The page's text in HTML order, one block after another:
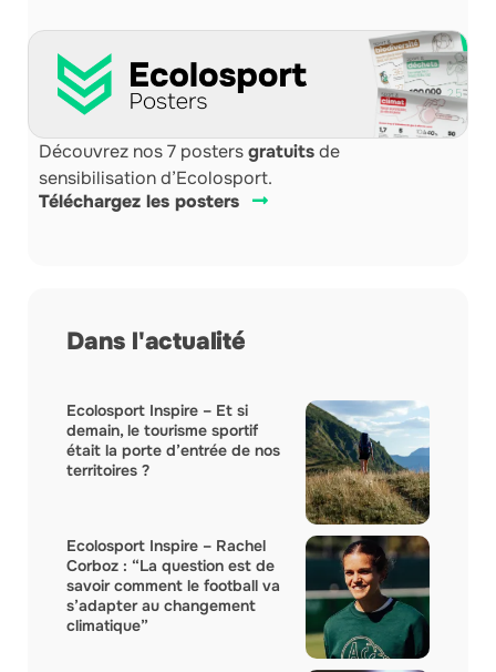
Découvrez nos 7 postersgratuitsde
sensibilisation d’Ecolosport.
Téléchargez les posters
Dans l'actualité
Ecolosport Inspire – Et si
demain, le tourisme sportif
était la porte d’entrée de nos
territoires ?
Ecolosport Inspire – Rachel
Corboz : “La question est de
savoir comment le football va
s’adapter au changement
climatique”